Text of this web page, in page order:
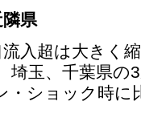
県
入超は大きく
埼玉、千葉県の
・ショック時に